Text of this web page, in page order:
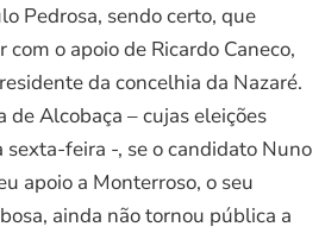
Pedrosa, sendo certo, que
o apoio de Ricardo Caneco,
da concelhia da Nazaré.
de Alcobaça – cujas eleições
sexta-feira -, se o candidato Nuno
apoio a Monterroso, o seu
ainda não tornou pública a